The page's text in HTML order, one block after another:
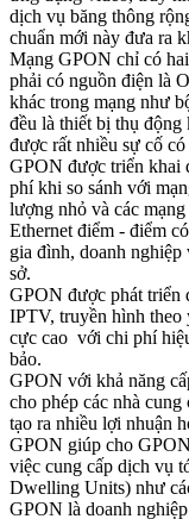
dịch vụ băng thông
chuẩn mới này đưa ra
Mạng GPON chỉ có
phải có nguồn điện là
khác trong mạng như
đều là thiết bị thụ động
được rất nhiều sự cố
GPON được triển khai
phí khi so sánh với
lượng nhỏ và các
Ethernet điểm - điểm
gia đình, doanh
sở.
GPON được phát triển
IPTV, truyền hình theo
cực cao với chi phí
bảo.
GPON với khả năng
cho phép các nhà
tạo ra nhiều lợi nhuận
GPON giúp cho
việc cung cấp dịch vụ
Dwelling Units) như
GPON là doanh